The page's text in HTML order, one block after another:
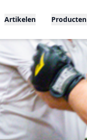
Artikelen Producten